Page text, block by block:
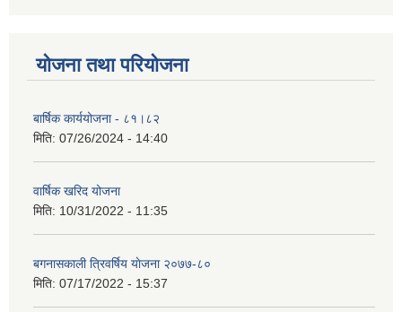
योजना तथा परियोजना
बार्षिक कार्ययोजना - ८१।८२
मिति: 07/26/2024 - 14:40
वार्षिक खरिद योजना
मिति: 10/31/2022 - 11:35
बगनासकाली त्रिवर्षिय याेजना २०७७-८०
मिति: 07/17/2022 - 15:37